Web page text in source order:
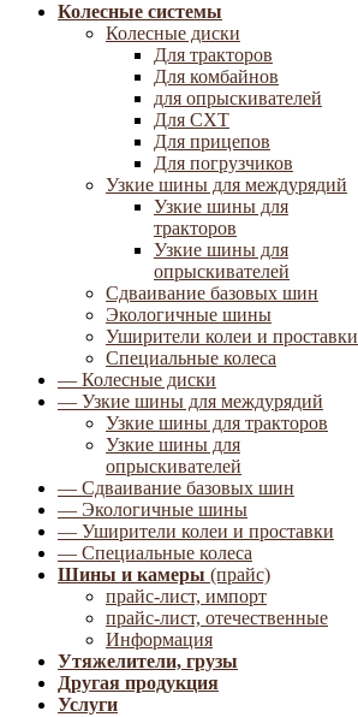
Колесные системы
Колесные диски
Для тракторов
Для комбайнов
для опрыскивателей
Для СХТ
Для прицепов
Для погрузчиков
Узкие шины для междурядий
Узкие шины для
тракторов
Узкие шины для
опрыскивателей
Сдваивание базовых шин
Экологичные шины
Уширители колеи и проставки
Специальные колеса
— Колесные диски
— Узкие шины для междурядий
Узкие шины для тракторов
Узкие шины для
опрыскивателей
— Сдваивание базовых шин
— Экологичные шины
— Уширители колеи и проставки
— Специальные колеса
Шины и камеры (прайс)
прайс-лист, импорт
прайс-лист, отечественные
Информация
Утяжелители, грузы
Другая продукция
Услуги